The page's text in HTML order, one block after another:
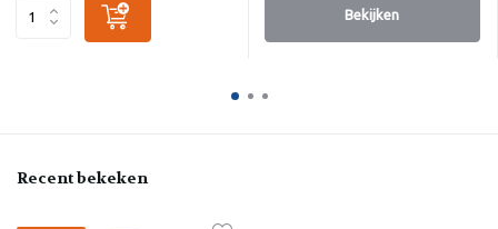
Bekijken
Recent bekeken